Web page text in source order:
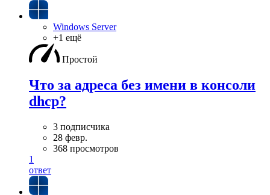
Windows Server
+1 ещё
Простой
Что за адреса без имени в консоли
dhcp?
3 подписчика
28 февр.
368 просмотров
1
ответ